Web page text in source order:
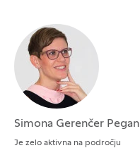
Simona Gerenčer Pegan
Je zelo aktivna na področju